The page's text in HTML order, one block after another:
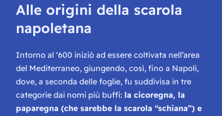
Alle origini della scarola
napoletana
Intorno al ‘600 iniziò ad essere coltivata nell’area
del Mediterraneo, giungendo, così, fino a Napoli,
dove, a seconda delle foglie, fu suddivisa in tre
categorie dai nomi più buffi: la cicoregna, la
paparegna (che sarebbe la scarola “schiana”) e